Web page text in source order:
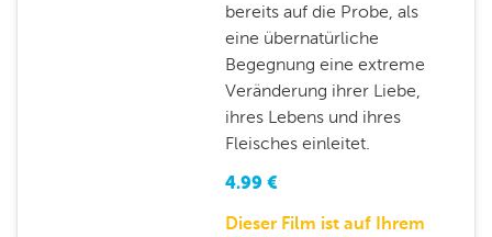
bereits auf die Probe, als
eine übernatürliche
Begegnung eine extreme
Veränderung ihrer Liebe,
ihres Lebens und ihres
Fleisches einleitet.
4.99 €
Dieser Film ist auf Ihrem